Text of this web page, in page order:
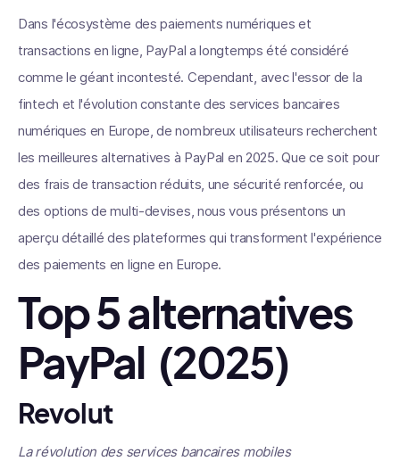
Dans l'écosystème des paiements numériques et
transactions en ligne, PayPal a longtemps été considéré
comme le géant incontesté. Cependant, avec l'essor de la
fintech et l'évolution constante des services bancaires
numériques en Europe, de nombreux utilisateurs recherchent
les meilleures alternatives à PayPal en 2025. Que ce soit pour
des frais de transaction réduits, une sécurité renforcée, ou
des options de multi-devises, nous vous présentons un
aperçu détaillé des plateformes qui transforment l'expérience
des paiements en ligne en Europe.
Top 5 alternatives
PayPal (2025)
Revolut
La révolution des services bancaires mobiles